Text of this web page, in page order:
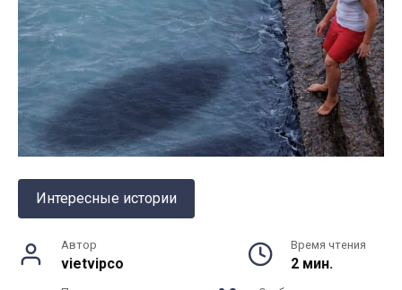
Интересные истории
Автор
vietvipco
Время чтения
2 мин.